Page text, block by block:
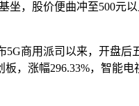
股价便曲冲至500元以
用派司以来，开盘后
，涨幅296.33%，智能